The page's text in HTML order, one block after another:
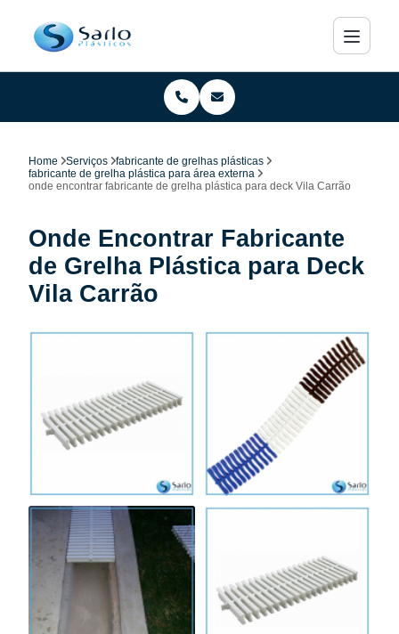
Home Serviços
fabricante de grelhas plásticas
fabricante de grelha plástica para área externa
onde encontrar fabricante de grelha plástica para deck Vila Carrão
Onde Encontrar Fabricante
de Grelha Plástica para Deck
Vila Carrão